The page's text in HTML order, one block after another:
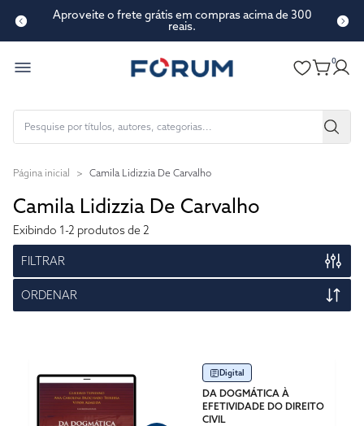
Aproveite o frete grátis em compras acima de 300
reais.
0
Página inicial > Camila Lidizzia De Carvalho
Camila Lidizzia De Carvalho
Exibindo 1-2 produtos de 2
FILTRAR
ORDENAR
Digital
DA DOGMÁTICA À
EFETIVIDADE DO DIREITO
CIVIL